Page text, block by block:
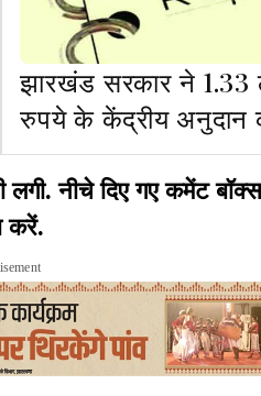
झारखंड सरकार ने 1.33
रुपये के केंद्रीय अनुदान
उपयोगिता प्रमाण पत्र
सीएजी
नीचे दिए गए कमेंट
करें.